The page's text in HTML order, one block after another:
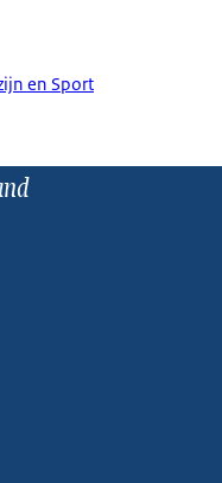
en Sport